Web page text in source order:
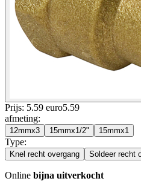
Prijs: 5.59 euro5.59
afmeting:
12mmx3 15mmx1/2" 15mmx1
Type:
Knel recht overgang Soldeer recht
Online bijna uitverkocht